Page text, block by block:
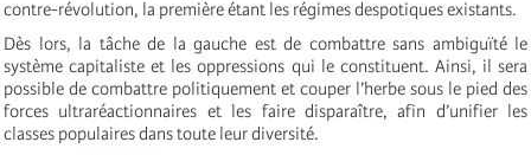
contre-révolution, la première étant les régimes despotiques existants.
Dès lors, la tâche de la gauche est de combattre sans ambiguïté le
système capitaliste et les oppressions qui le constituent. Ainsi, il sera
possible de combattre politiquement et couper l’herbe sous le pied des
forces ultraréactionnaires et les faire disparaître, afin d’unifier les
classes populaires dans toute leur diversité.